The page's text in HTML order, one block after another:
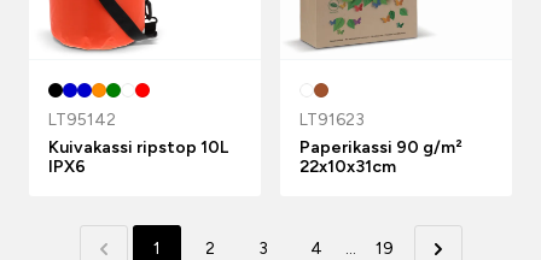
LT95142
Kuivakassi ripstop 10L
IPX6
LT91623
Paperikassi 90 g/m²
22x10x31cm
1 2 3 4 ... 19